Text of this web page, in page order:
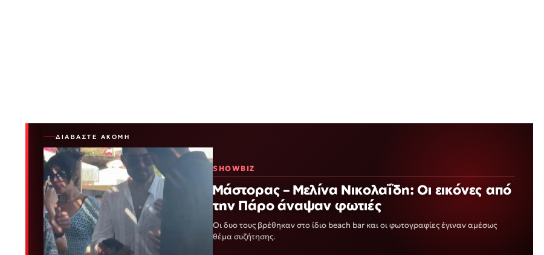
ΔΙΑΒΆΣΤΕ ΑΚΌΜΗ
SHOWBIZ
Μάστορας – Μελίνα Νικολαΐδη: Οι εικόνες από
την Πάρο άναψαν φωτιές
Οι δυο τους βρέθηκαν στο ίδιο beach bar και οι φωτογραφίες έγιναν αμέσως
θέμα συζήτησης.